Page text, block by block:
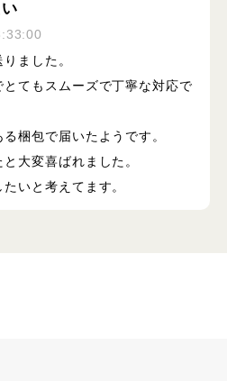
ました。
てもスムーズで丁寧な対応で
梱包で届いたようです。
大変喜ばれました。
いと考えてます。